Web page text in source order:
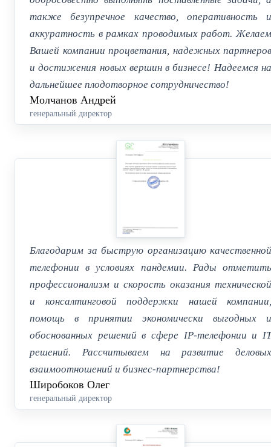
также безупречное качество, оперативность и
аккуратность в рамках проводимых работ. Желаем
Вашей компании процветания, надежных партнеров
и достижения новых вершин в бизнесе! Надеемся на
дальнейшее плодотворное сотрудничество!
Молчанов Андрей
генеральный директор
Благодарим за быструю организацию качественной
телефонии в условиях пандемии. Рады отметить
профессионализм и скорость оказания технической
и консалтинговой поддержки нашей компании,
помощь в принятии экономически выгодных и
обоснованных решений в сфере IP-телефонии и IT
решений. Рассчитываем на развитие деловых
взаимоотношений и бизнес-партнерства!
Широбоков Олег
генеральный директор